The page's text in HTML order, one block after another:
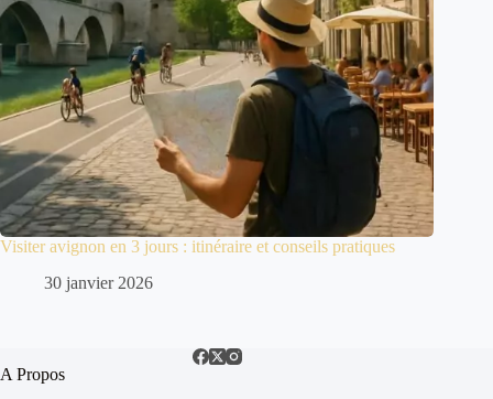
Visiter avignon en 3 jours : itinéraire et conseils pratiques
30 janvier 2026
A Propos